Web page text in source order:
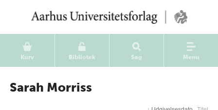
Kurv Bibliotek Søg Menu
Sarah Morriss